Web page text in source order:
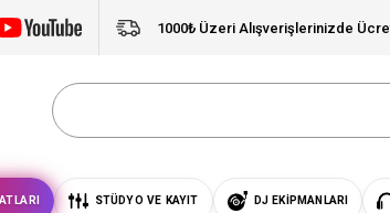
1000₺ Üzeri Alışverişlerinizde
STÜDYO VE KAYIT DJ EKIPMANLARI